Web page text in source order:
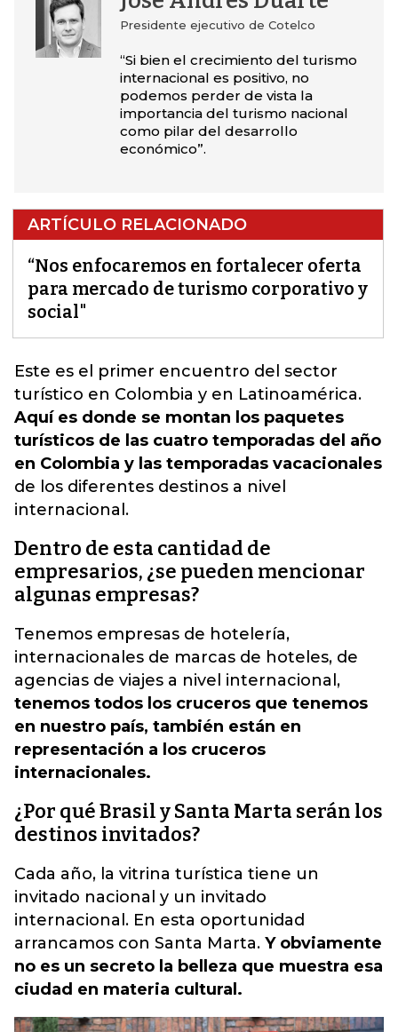
Presidente ejecutivo de Cotelco
“Si bien el crecimiento del turismo
internacional es positivo, no
podemos perder de vista la
importancia del turismo nacional
como pilar del desarrollo
económico”.
ARTÍCULO RELACIONADO
“Nos enfocaremos en fortalecer oferta
para mercado de turismo corporativo y
social"
Este es el primer encuentro del sector
turístico en Colombia y en Latinoamérica.
Aquí es donde se montan los paquetes
turísticos de las cuatro temporadas del año
en Colombia y las temporadas vacacionales
de los diferentes destinos a nivel
internacional.
Dentro de esta cantidad de
empresarios, ¿se pueden mencionar
algunas empresas?
Tenemos empresas de hotelería,
internacionales de marcas de hoteles, de
agencias de viajes a nivel internacional,
tenemos todos los cruceros que tenemos
en nuestro país, también están en
representación a los cruceros
internacionales.
¿Por qué Brasil y Santa Marta serán los
destinos invitados?
Cada año, la vitrina turística tiene un
invitado nacional y un invitado
internacional. En esta oportunidad
arrancamos con Santa Marta. Y obviamente
no es un secreto la belleza que muestra esa
ciudad en materia cultural.